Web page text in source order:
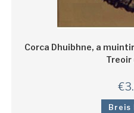
Corca Dhuibhne, a
Treoir
€
Breis